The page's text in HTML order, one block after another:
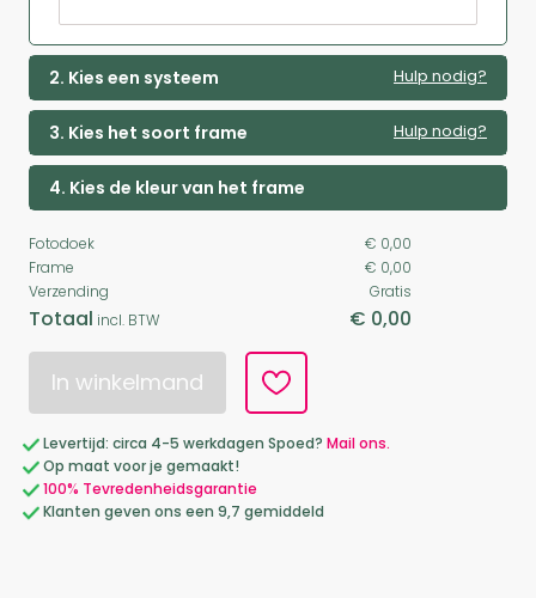
2. Kies een systeem Hulp nodig?
3. Kies het soort frame Hulp nodig?
4. Kies de kleur van het frame
Fotodoek
€ 0,00
Frame
€ 0,00
Verzending
Gratis
Totaal incl. BTW € 0,00
In winkelmand
Levertijd: circa 4-5 werkdagen Spoed? Mail ons.
Op maat voor je gemaakt!
100% Tevredenheidsgarantie
Klanten geven ons een 9,7 gemiddeld